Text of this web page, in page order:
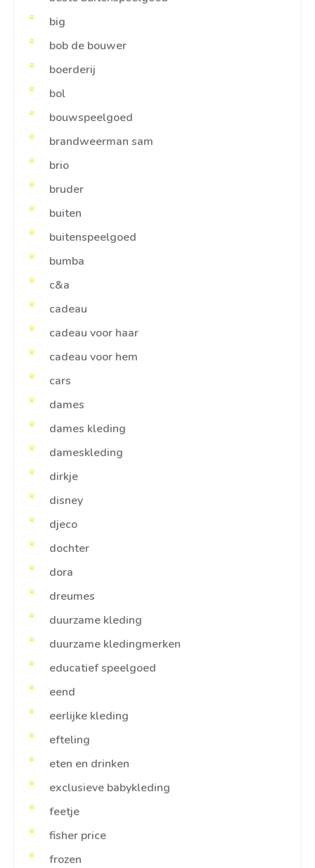
big
bob de bouwer
boerderij
bol
bouwspeelgoed
brandweerman sam
brio
bruder
buiten
buitenspeelgoed
bumba
c&a
cadeau
cadeau voor haar
cadeau voor hem
cars
dames
dames kleding
dameskleding
dirkje
disney
djeco
dochter
dora
dreumes
duurzame kleding
duurzame kledingmerken
educatief speelgoed
eend
eerlijke kleding
efteling
eten en drinken
exclusieve babykleding
feetje
fisher price
frozen